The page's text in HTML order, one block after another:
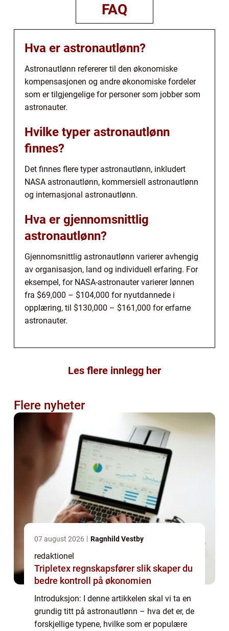
FAQ
Hva er astronautlønn?
Astronautlønn refererer til den økonomiske
kompensasjonen og andre økonomiske fordeler
som er tilgjengelige for personer som jobber som
astronauter.
Hvilke typer astronautlønn
finnes?
Det finnes flere typer astronautlønn, inkludert
NASA astronautlønn, kommersiell astronautlønn
og internasjonal astronautlønn.
Hva er gjennomsnittlig
astronautlønn?
Gjennomsnittlig astronautlønn varierer avhengig
av organisasjon, land og individuell erfaring. For
eksempel, for NASA-astronauter varierer lønnen
fra $69,000 – $104,000 for nyutdannede i
opplæring, til $130,000 – $161,000 for erfarne
astronauter.
Les flere innlegg her
Flere nyheter
07 august 2026 Ragnhild Vestby
redaktionel
Tripletex regnskapsfører slik skaper du
bedre kontroll på økonomien
Introduksjon: I denne artikkelen skal vi ta en
grundig titt på astronautlønn – hva det er, de
forskjellige typene, hvilke som er populære